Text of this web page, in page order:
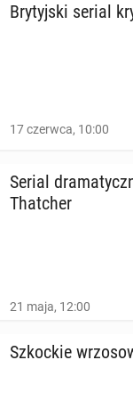
Bry­tyj­ski serial
17 czerwca, 10:00
Serial
That­cher
21 maja, 12:00
Szkoc­kie